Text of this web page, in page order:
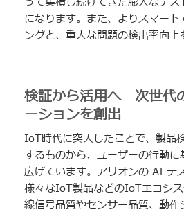
になります。また、よりスマー
ングと、重大な問題の検出率向上
検証から活用へ 次世代
ーションを創出
IoT時代に突入したことで、製品
するものから、ユーザーの行動
広げています。アリオンの AI テ
様々なIoT製品などのIoTエコシ
線信号品質やセンサー品質、動